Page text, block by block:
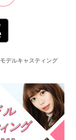
モデルキャスティング